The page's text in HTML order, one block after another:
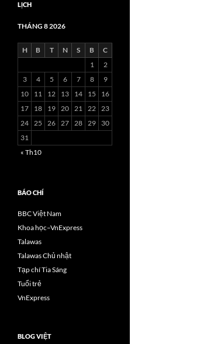
LỊCH
THÁNG 8 2026
H B T N S B
C
1
2
3
4 5 6 7 8
9
10
11 12 13 14 15
16
17
18 19 20 21 22 23
24 25 26 27 28 29
30
31
« Th10
BÁO CHÍ
BBC Việt Nam
Khoa học–VnExpress
Talawas
Talawas Chủ nhật
Tạp chí Tia Sáng
Tuổi trẻ
VnExpress
BLOG VIỆT